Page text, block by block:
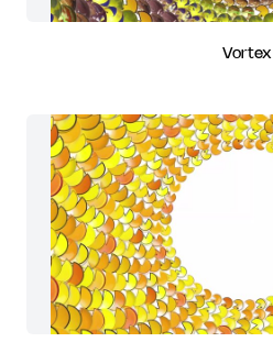
Vortex